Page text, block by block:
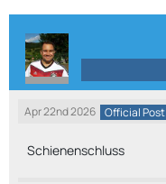
Apr 22nd 2026 Official Post
Schienenschluss